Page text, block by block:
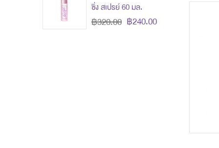
ซิ่ง สเปรย์ 60 มล.
฿240.00
฿320.00